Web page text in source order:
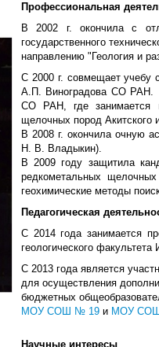
Профессиональная
В 2002 г. окончила с
государственного
направлению "Геология и
С 2000 г. совмещает учебу
А.П. Виноградова СО РАН.
СО РАН, где занимается
щелочных пород Акитского
В 2008 г. окончила очную
Н. В. Владыкин).
В 2009 году защитила
редкометальных
геохимические методы
Педагогическая
С 2014 года занимается
геологического факультета
С 2013 года является
для осуществления
бюджетных
МОУ СОШ № 19 и МОУ
Научные интересы